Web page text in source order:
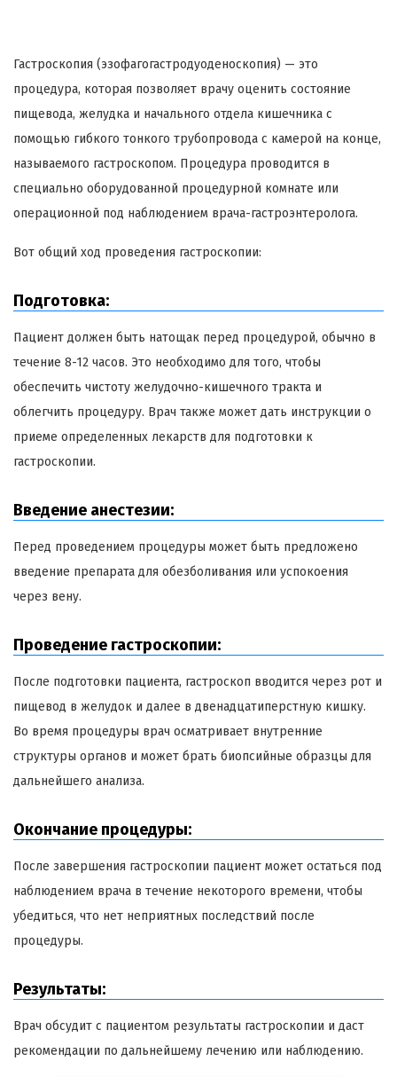
Гастроскопия (эзофагогастродуоденоскопия) — это
процедура, которая позволяет врачу оценить состояние
пищевода, желудка и начального отдела кишечника с
помощью гибкого тонкого трубопровода с камерой на конце,
называемого гастроскопом. Процедура проводится в
специально оборудованной процедурной комнате или
операционной под наблюдением врача-гастроэнтеролога.
Вот общий ход проведения гастроскопии:
Подготовка:
Пациент должен быть натощак перед процедурой, обычно в
течение 8-12 часов. Это необходимо для того, чтобы
обеспечить чистоту желудочно-кишечного тракта и
облегчить процедуру. Врач также может дать инструкции о
приеме определенных лекарств для подготовки к
гастроскопии.
Введение анестезии:
Перед проведением процедуры может быть предложено
введение препарата для обезболивания или успокоения
через вену.
Проведение гастроскопии:
После подготовки пациента, гастроскоп вводится через рот и
пищевод в желудок и далее в двенадцатиперстную кишку.
Во время процедуры врач осматривает внутренние
структуры органов и может брать биопсийные образцы для
дальнейшего анализа.
Окончание процедуры:
После завершения гастроскопии пациент может остаться под
наблюдением врача в течение некоторого времени, чтобы
убедиться, что нет неприятных последствий после
процедуры.
Результаты:
Врач обсудит с пациентом результаты гастроскопии и даст
рекомендации по дальнейшему лечению или наблюдению.